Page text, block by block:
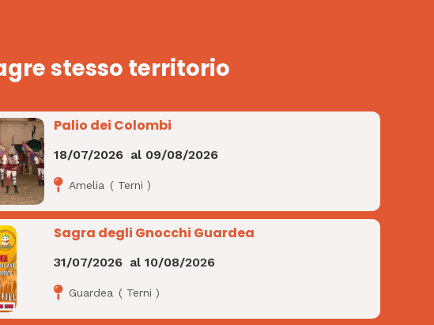
stesso territorio
Palio dei Colombi
18/07/2026 al 09/08/2026
Amelia ( Terni )
Sagra degli Gnocchi Guardea
31/07/2026 al10/08/2026
Guardea ( Terni )